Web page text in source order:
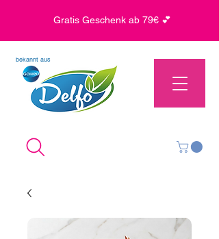
Gratis Geschenk ab 79€ 💕
bekannt aus